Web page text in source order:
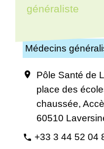
généraliste
Médecins
location_on
Pôle Santé de
place des
chaussée,
60510
phone +33 3 44 52 04